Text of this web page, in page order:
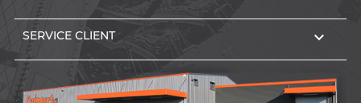
SERVICE CLIENT 